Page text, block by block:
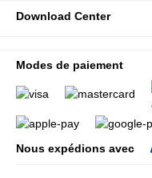
Download Center
Modes de paiement
Nous expédions avec